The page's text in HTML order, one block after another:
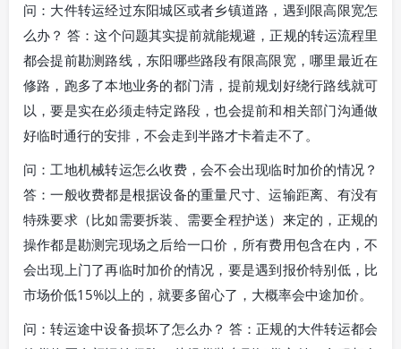
问：大件转运经过东阳城区或者乡镇道路，遇到限高限宽怎
么办？ 答：这个问题其实提前就能规避，正规的转运流程里
都会提前勘测路线，东阳哪些路段有限高限宽，哪里最近在
修路，跑多了本地业务的都门清，提前规划好绕行路线就可
以，要是实在必须走特定路段，也会提前和相关部门沟通做
好临时通行的安排，不会走到半路才卡着走不了。
问：工地机械转运怎么收费，会不会出现临时加价的情况？
答：一般收费都是根据设备的重量尺寸、运输距离、有没有
特殊要求（比如需要拆装、需要全程护送）来定的，正规的
操作都是勘测完现场之后给一口价，所有费用包含在内，不
会出现上门了再临时加价的情况，要是遇到报价特别低，比
市场价低15%以上的，就要多留心了，大概率会中途加价。
问：转运途中设备损坏了怎么办？ 答：正规的大件转运都会